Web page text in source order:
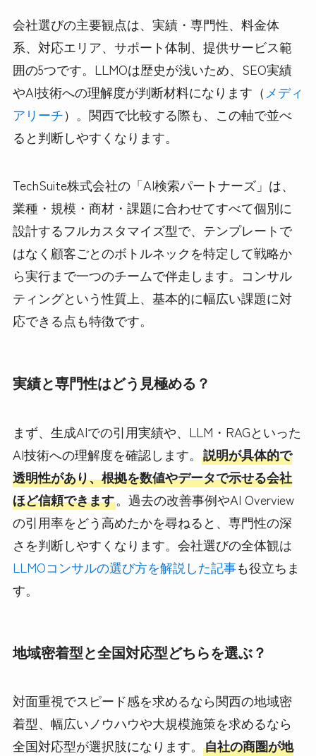
会社選びの主要観点は、実績・専門性、料金体
系、対応エリア、サポート体制、提供サービス範
囲の5つです。LLMOは歴史が浅いため、SEO実績
やAI技術への理解度が判断材料になります（メディ
アリーチ）。関西で比較する際も、この軸で並べ
ると判断しやすくなります。
TechSuite株式会社の「AI検索パートナーズ」は、
業種・規模・商材・課題に合わせてすべて個別に
設計するフルカスタマイズ型で、テンプレートで
はなく顧客ごとのボトルネックを特定して戦略か
ら実行まで一つのチームで伴走します。コンサル
ティングという性質上、基本的に幅広い課題に対
応できる点も特徴です。
実績と専門性はどう見極める？
まず、生成AIでの引用実績や、LLM・RAGといった
AI技術への理解度を確認します。 説明が具体的で
透明性があり、根拠を数値やデータで示せる会社
ほど信頼できます。過去の改善事例やAI Overview
の引用率をどう高めたかを尋ねると、専門性の深
さを判断しやすくなります。会社選びの全体観は
LLMOコンサルの選び方を解説した記事も役立ちま
す。
地域密着型と全国対応型どちらを選ぶ？
対面重視でスピード感を求めるなら関西の地域密
着型、幅広いノウハウや大規模施策を求めるなら
全国対応型が選択肢になります。 自社の商圏が地